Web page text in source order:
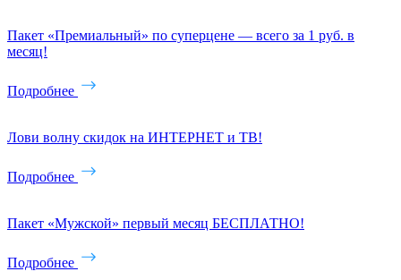
Пакет «Премиальный» по суперцене — всего за 1 руб. в
месяц!
Подробнее
Лови волну скидок на ИНТЕРНЕТ и ТВ!
Подробнее
Пакет «Мужской» первый месяц БЕСПЛАТНО!
Подробнее